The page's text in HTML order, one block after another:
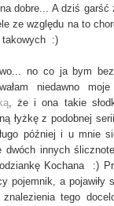
dobre... A dziś
ze względu na to
takowych :)
no co ja bym
niedawno moje
, że i ona takie
łyżkę z podobnej
później i u mnie
dwóch innych
Kochana :)
pojemnik, a pojawiły
tego